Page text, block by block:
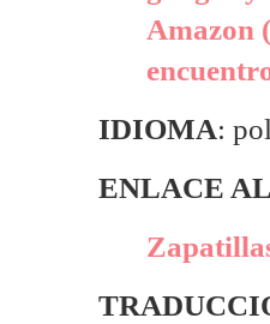
Amazon
IDIOMA:
ENLACE